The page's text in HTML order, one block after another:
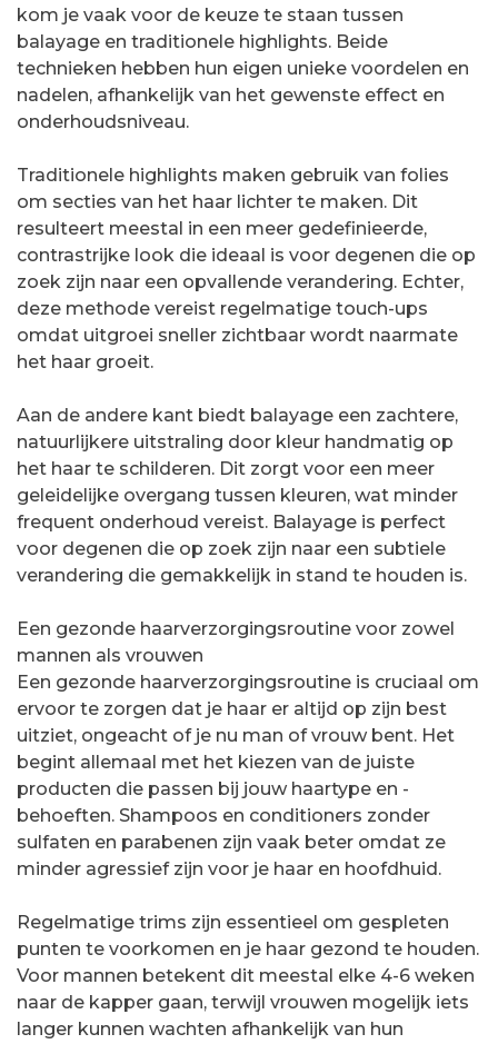
kom je vaak voor de keuze te staan tussen
balayage en traditionele highlights. Beide
technieken hebben hun eigen unieke voordelen en
nadelen, afhankelijk van het gewenste effect en
onderhoudsniveau.
Traditionele highlights maken gebruik van folies
om secties van het haar lichter te maken. Dit
resulteert meestal in een meer gedefinieerde,
contrastrijke look die ideaal is voor degenen die op
zoek zijn naar een opvallende verandering. Echter,
deze methode vereist regelmatige touch-ups
omdat uitgroei sneller zichtbaar wordt naarmate
het haar groeit.
Aan de andere kant biedt balayage een zachtere,
natuurlijkere uitstraling door kleur handmatig op
het haar te schilderen. Dit zorgt voor een meer
geleidelijke overgang tussen kleuren, wat minder
frequent onderhoud vereist. Balayage is perfect
voor degenen die op zoek zijn naar een subtiele
verandering die gemakkelijk in stand te houden is.
Een gezonde haarverzorgingsroutine voor zowel
mannen als vrouwen
Een gezonde haarverzorgingsroutine is cruciaal om
ervoor te zorgen dat je haar er altijd op zijn best
uitziet, ongeacht of je nu man of vrouw bent. Het
begint allemaal met het kiezen van de juiste
producten die passen bij jouw haartype en -
behoeften. Shampoos en conditioners zonder
sulfaten en parabenen zijn vaak beter omdat ze
minder agressief zijn voor je haar en hoofdhuid.
Regelmatige trims zijn essentieel om gespleten
punten te voorkomen en je haar gezond te houden.
Voor mannen betekent dit meestal elke 4-6 weken
naar de kapper gaan, terwijl vrouwen mogelijk iets
langer kunnen wachten afhankelijk van hun